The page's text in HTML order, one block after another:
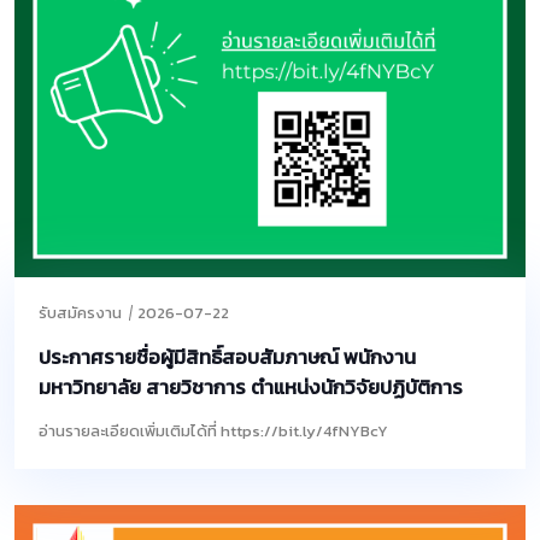
รับสมัครงาน 2026-07-22
ประกาศรายชื่อผู้มีสิทธิ์สอบสัมภาษณ์ พนักงาน
มหาวิทยาลัย สายวิชาการ ตำแหน่งนักวิจัยปฏิบัติการ
อ่านรายละเอียดเพิ่มเติมได้ที่ https://bit.ly/4fNYBcY